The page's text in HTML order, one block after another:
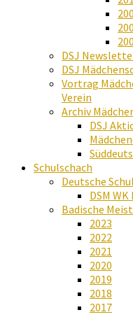
DSJ
DSJ
Vortrag
Verein
Archiv
DSJ
Schulschach
Deutsche
DSM WK
Badische
2023
2022
2021
2020
2019
2018
2017